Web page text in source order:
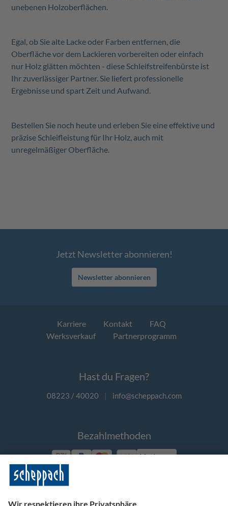
unebenen Holzoberflächen.
Egal, ob Sie alte Lacke oder Farben entfernen, die
Oberfläche vor dem Lackieren vorbereiten oder einfach
nur Holz glätten möchten - diese Schleifstreifenbürste ist
Ihr zuverlässiger Partner. Sie liefert professionelle
Ergebnisse und spart Zeit und Aufwand.
Bestellen Sie noch heute und erleben Sie eine effektive und
präzise Schleifleistung für Ihr Holz, auch mit
unregelmäßiger Oberfläche.
Jetzt Newsletter abonnieren!
Newsletter abonnieren
Karriere Kontakt
FAQ
Werksverkauf
Partnerprogramm
Hast du Fragen?
08223 / 40020 | info@scheppach.com
Bezahlmethoden
Vorkasse
Folge uns auf Social Media